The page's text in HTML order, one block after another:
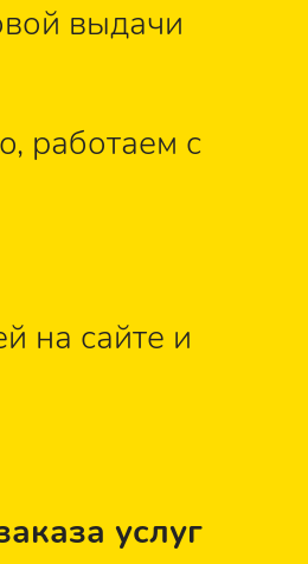
выдачи
работаем с
на сайте и
услуг